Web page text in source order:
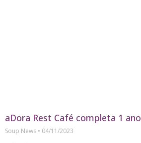
aDora Rest Café completa 1 ano
Soup News
04/11/2023